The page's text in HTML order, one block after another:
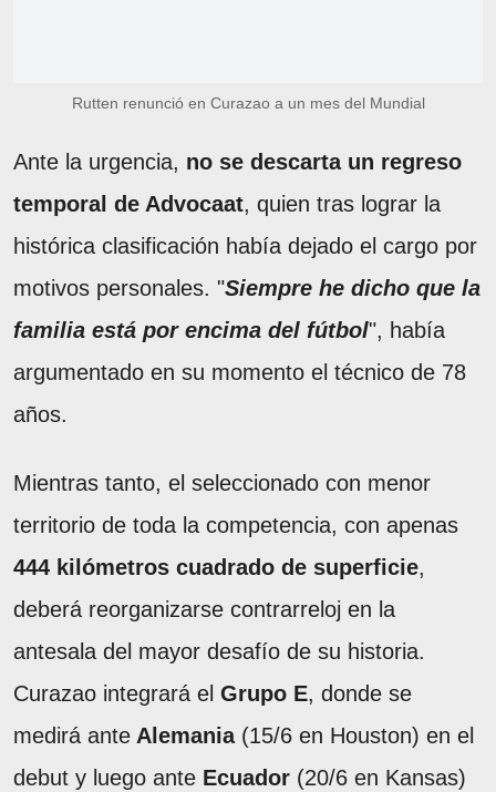
Rutten renunció en Curazao a un mes del Mundial
Ante la urgencia, no se descarta un regreso
temporal de Advocaat, quien tras lograr la
histórica clasificación había dejado el cargo por
motivos personales. "Siempre he dicho que la
familia está por encima del fútbol", había
argumentado en su momento el técnico de 78
años.
Mientras tanto, el seleccionado con menor
territorio de toda la competencia, con apenas
444 kilómetros cuadrado de superficie,
deberá reorganizarse contrarreloj en la
antesala del mayor desafío de su historia.
Curazao integrará el Grupo E, donde se
medirá ante Alemania (15/6 en Houston) en el
debut y luego ante Ecuador (20/6 en Kansas)